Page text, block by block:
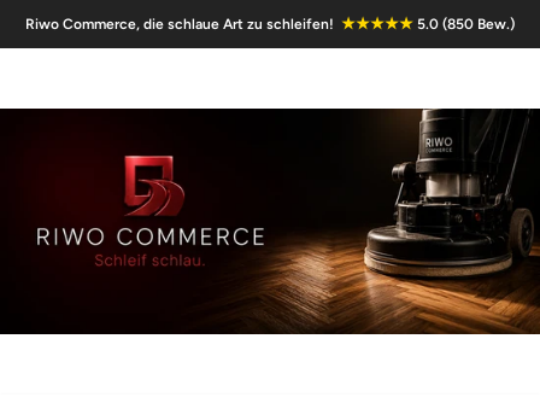
Riwo Commerce, die schlaue Art zu schleifen! ★★★★★ 5.0 (850 Bew.)